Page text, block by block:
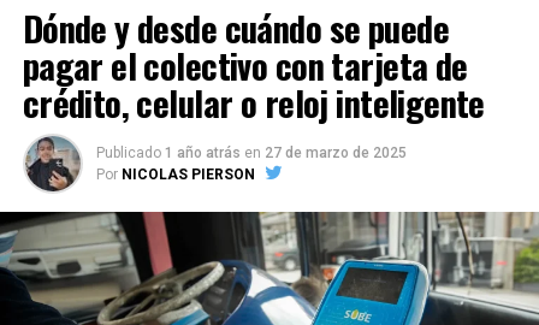
Ushuaia: realizan operativos territoriales para avanzar en la
regulación del Valle de Andorra Foto: Prensa
Dónde y desde cuándo se puede
pagar el colectivo con tarjeta de
crédito, celular o reloj inteligente
Publicado 1 año atrás en 27 de marzo de 2025
Por NICOLAS PIERSON